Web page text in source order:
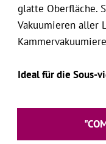
glatte Oberfläche.
Vakuumieren aller
Ideal für die Sous-